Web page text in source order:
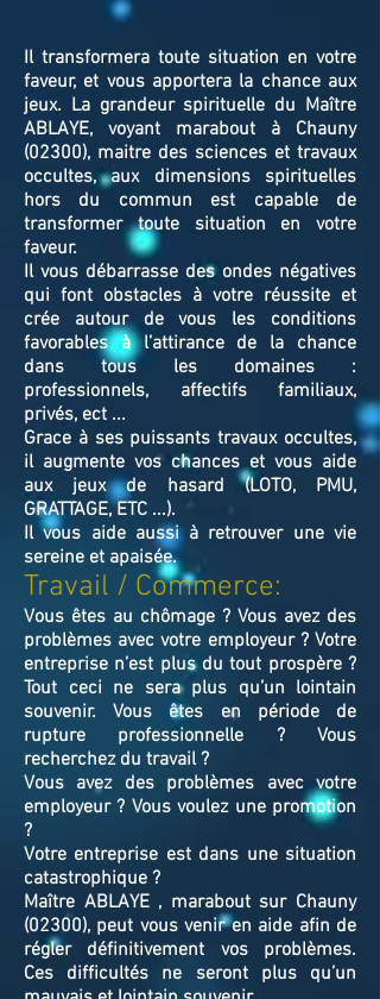
Il transformera toute situation en votre
faveur, et vous apportera la chance aux
jeux. La grandeur spirituelle du Maître
ABLAYE, voyant marabout à Chauny
(02300), maitre des sciences et travaux
occultes, aux dimensions spirituelles
hors du commun est capable de
transformer toute situation en votre
faveur.
Il vous débarrasse des ondes négatives
qui font obstacles à votre réussite et
crée autour de vous les conditions
favorables à l’attirance de la chance
dans tous les domaines :
professionnels, affectifs familiaux,
privés, ect ...
Grace à ses puissants travaux occultes,
il augmente vos chances et vous aide
aux jeux de hasard (LOTO, PMU,
GRATTAGE, ETC ...).
Il vous aide aussi à retrouver une vie
sereine et apaisée.
Travail / Commerce:
Vous êtes au chômage ? Vous avez des
problèmes avec votre employeur ? Votre
entreprise n’est plus du tout prospère ?
Tout ceci ne sera plus qu’un lointain
souvenir. Vous êtes en période de
rupture professionnelle ? Vous
recherchez du travail ?
Vous avez des problèmes avec votre
employeur ? Vous voulez une promotion
?
Votre entreprise est dans une situation
catastrophique ?
Maître ABLAYE , marabout sur Chauny
(02300), peut vous venir en aide afin de
régler définitivement vos problèmes.
Ces difficultés ne seront plus qu’un